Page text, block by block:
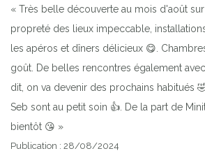
« Très belle découverte au mois d'août
propreté des lieux impeccable,
les apéros et dîners délicieux 😋.
goût. De belles rencontres également
dit, on va devenir des prochains habitués
Seb sont au petit soin 👍. De la part de
bientôt 😘 »
Publication : 28/08/2024